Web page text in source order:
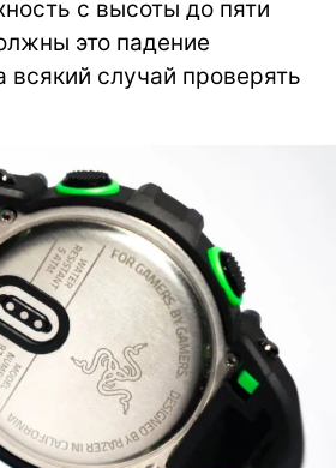
с высоты до пяти
это падение
случай проверять